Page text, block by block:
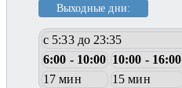
Выходные дни:
с 5:33 до 23:35
6:00 - 10:00 10:00 - 16:00
17 мин
15 мин